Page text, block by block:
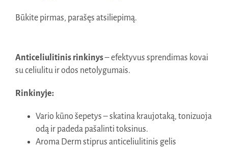
Būkite pirmas, parašęs atsiliepimą.
Anticeliulitinis rinkinys– efektyvus sprendimas kovai
su celiulitu ir odos netolygumais.
Rinkinyje:
Vario kūno šepetys – skatina kraujotaką, tonizuoja
odą ir padeda pašalinti toksinus.
Aroma Derm stiprus anticeliulitinis gelis